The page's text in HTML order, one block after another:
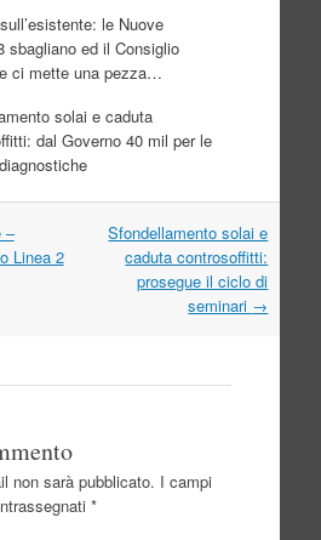
le Nuove
sbagliano ed il Consiglio
ci mette una pezza…
solai e caduta
dal Governo 40 mil per le
–
Linea 2
Sfondellamento solai e
caduta controsoffitti:
prosegue il ciclo di
seminari →
non sarà pubblicato. I campi
*